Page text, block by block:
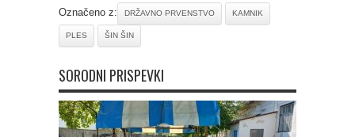
Označeno z: DRŽAVNO PRVENSTVO KAMNIK
PLES ŠIN ŠIN
SORODNI PRISPEVKI